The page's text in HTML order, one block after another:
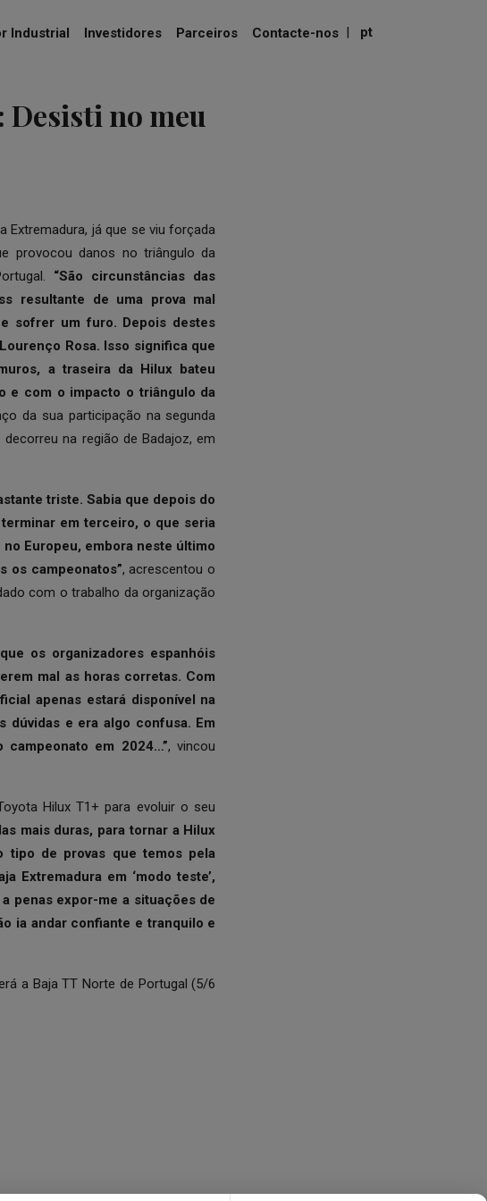
Industrial Investidores Parceiros Contacte-nos | pt
Desisti no meu
Extremadura, já que se viu forçada
provocou danos no triângulo da
“São circunstâncias das
resultante de uma prova mal
sofrer um furo. Depois destes
Rosa. Isso significa que
a traseira da Hilux bateu
e com o impacto o triângulo da
da sua participação na segunda
na região de Badajoz, em
triste. Sabia que depois do
em terceiro, o que seria
Europeu, embora neste último
os campeonatos”, acrescentou o
com o trabalho da organização
os organizadores espanhóis
mal as horas corretas. Com
apenas estará disponível na
dúvidas e era algo confusa. Em
em 2024…”, vincou
Hilux T1+ para evoluir o seu
mais duras, para tornar a Hilux
tipo de provas que temos pela
Extremadura em ‘modo teste’,
penas expor-me a situações de
ia andar confiante e tranquilo e
a Baja TT Norte de Portugal (5/6